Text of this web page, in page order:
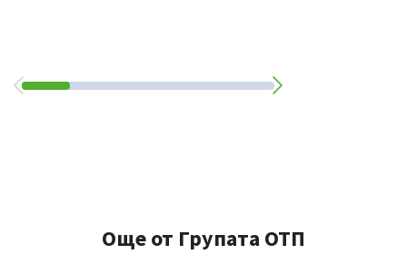
Още от Групата ОТП